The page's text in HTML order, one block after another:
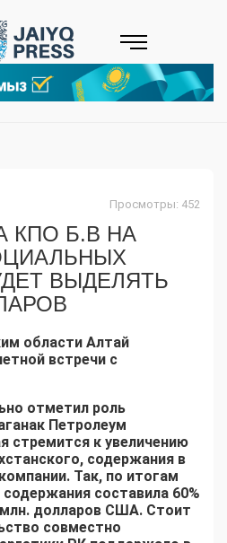
Просмотры: 452
КПО Б.В НА
ВЫДЕЛЯТЬ
области Алтай
встречи с
отметил роль
Петролеум
стремится к увеличению
содержания в
Так, по итогам
составила 60%
долларов США. Стоит
совместно